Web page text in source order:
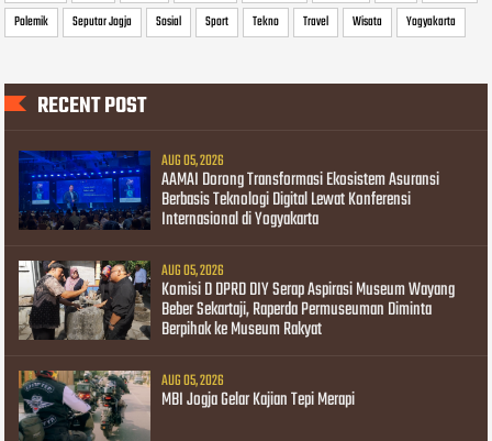
Polemik
Seputar Jogja Sosial Sport Tekno Travel Wisata Yogyakarta
RECENT POST
AUG 05, 2026
AAMAI Dorong Transformasi Ekosistem Asuransi
Berbasis Teknologi Digital Lewat Konferensi
Internasional di Yogyakarta
AUG 05, 2026
Komisi D DPRD DIY Serap Aspirasi Museum Wayang
Beber Sekartaji, Raperda Permuseuman Diminta
Berpihak ke Museum Rakyat
AUG 05, 2026
MBI Jogja Gelar Kajian Tepi Merapi